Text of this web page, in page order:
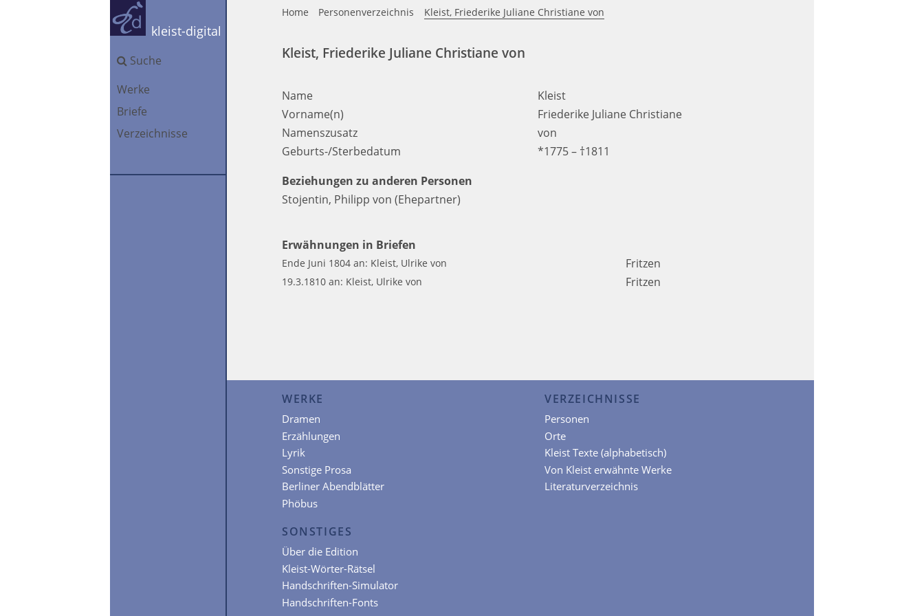
kleist-digital
Suche
Werke
Briefe
Verzeichnisse
Home Personenverzeichnis Kleist, Friederike Juliane Christiane von
Kleist, Friederike Juliane Christiane von
Name
Kleist
Vorname(n)
Friederike Juliane Christiane
Namenszusatz
von
Geburts-/Sterbedatum
*1775 – †1811
Beziehungen zu anderen Personen
Stojentin, Philipp von (Ehepartner)
Erwähnungen in Briefen
Ende Juni 1804 an: Kleist, Ulrike von Fritzen
19.3.1810 an: Kleist, Ulrike von Fritzen
WERKE
Dramen
Erzählungen
Lyrik
Sonstige Prosa
Berliner Abendblätter
Phöbus
VERZEICHNISSE
Personen
Orte
Kleist Texte (alphabetisch)
Von Kleist erwähnte Werke
Literaturverzeichnis
SONSTIGES
Über die Edition
Kleist-Wörter-Rätsel
Handschriften-Simulator
Handschriften-Fonts